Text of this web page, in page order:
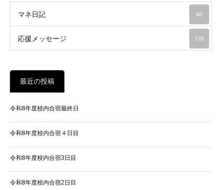
マネ日記 60
応援メッセージ 176
最近の投稿
令和8年度校内合宿最終日
令和8年度校内合宿４日目
令和8年度校内合宿3日目
令和8年度校内合宿2日目